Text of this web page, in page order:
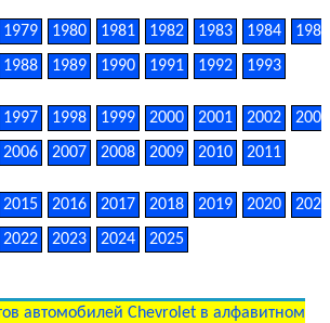
1979 1980 1981 1982 1983 1984
198
1988 1989 1990 1991 1992 1993
1997 1998 1999 2000 2001 2002
200
2006 2007 2008 2009 2010 2011
2015 2016 2017 2018 2019 2020
202
2022 2023 2024 2025
автомобилей Chevrolet в алфавитном